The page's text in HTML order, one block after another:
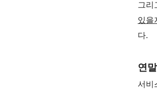
그
있을
다.
연
서비